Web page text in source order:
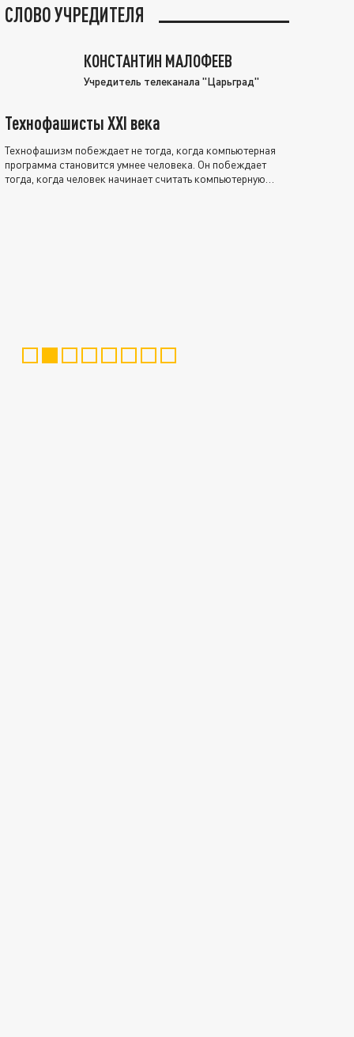
СЛОВО УЧРЕДИТЕЛЯ
КОНСТАНТИН МАЛОФЕЕВ
Учредитель телеканала "Царьград"
Технофашисты XXI века
Технофашизм побеждает не тогда, когда компьютерная
программа становится умнее человека. Он побеждает
тогда, когда человек начинает считать компьютерную